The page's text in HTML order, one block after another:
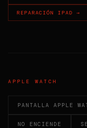
REPARACIÓN IPAD →
APPLE WATCH
PANTALLA APPLE
NO ENCIENDE